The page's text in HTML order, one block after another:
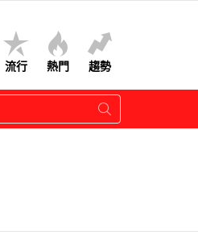
流行 熱門 趨勢